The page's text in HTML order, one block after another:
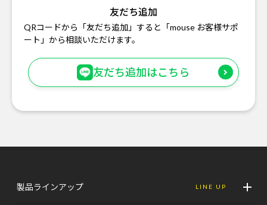
友だち追加
QRコードから「友だち追加」すると「mouse お客様サポ
ート」から相談いただけます。
友だち追加はこちら
製品ラインアップ LINE UP